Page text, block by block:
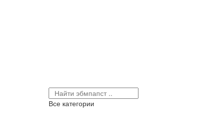
Все категории